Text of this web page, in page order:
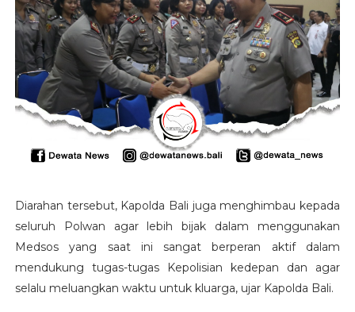
Diarahan tersebut, Kapolda Bali juga menghimbau kepada
seluruh Polwan agar lebih bijak dalam menggunakan
Medsos yang saat ini sangat berperan aktif dalam
mendukung tugas-tugas Kepolisian kedepan dan agar
selalu meluangkan waktu untuk kluarga, ujar Kapolda Bali.